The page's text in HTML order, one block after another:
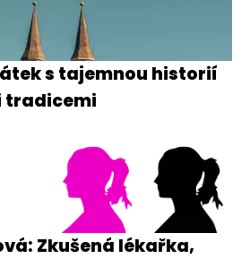
s tajemnou historií
tradicemi
Zkušená lékařka,